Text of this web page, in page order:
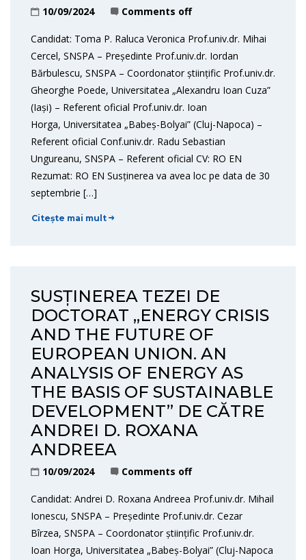
10/09/2024 Comments off
Candidat: Toma P. Raluca Veronica Prof.univ.dr. Mihai
Cercel, SNSPA – Președinte Prof.univ.dr. Iordan
Bărbulescu, SNSPA – Coordonator științific Prof.univ.dr.
Gheorghe Poede, Universitatea „Alexandru Ioan Cuza”
(Iași) – Referent oficial Prof.univ.dr. Ioan
Horga, Universitatea „Babeș-Bolyai” (Cluj-Napoca) –
Referent oficial Conf.univ.dr. Radu Sebastian
Ungureanu, SNSPA – Referent oficial CV: RO EN
Rezumat: RO EN Susținerea va avea loc pe data de 30
septembrie […]
Citește mai mult
SUSȚINEREA TEZEI DE
DOCTORAT „ENERGY CRISIS
AND THE FUTURE OF
EUROPEAN UNION. AN
ANALYSIS OF ENERGY AS
THE BASIS OF SUSTAINABLE
DEVELOPMENT” DE CĂTRE
ANDREI D. ROXANA
ANDREEA
10/09/2024 Comments off
Candidat: Andrei D. Roxana Andreea Prof.univ.dr. Mihail
Ionescu, SNSPA – Președinte Prof.univ.dr. Cezar
Bîrzea, SNSPA – Coordonator științific Prof.univ.dr.
Ioan Horga, Universitatea „Babeș-Bolyai” (Cluj-Napoca